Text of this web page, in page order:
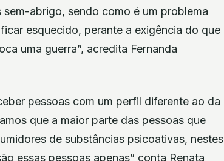
abrigo, sendo como é um problema
esquecido, perante a exigência do que
uma guerra”, acredita Fernanda
pessoas com um perfil diferente ao da
que a maior parte das pessoas que
de substâncias psicoativas, nestes
essas pessoas apenas” conta Renata